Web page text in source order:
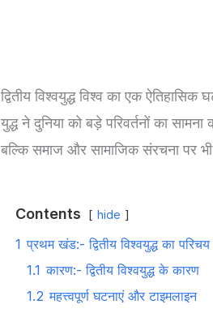
द्वितीय विश्वयुद्ध विश्व का एक
युद्ध ने दुनिया को बड़े परिवर्तनों का
बल्कि समाज और सामाजिक संरचना पर भी
Contents hide
1 प्रथम खंड:- द्वितीय विश्वयुद्ध का परिचय
1.1 कारण:- द्वितीय विश्वयुद्ध के कारण
1.2 महत्त्वपूर्ण घटनाएं और टाइमलाइन